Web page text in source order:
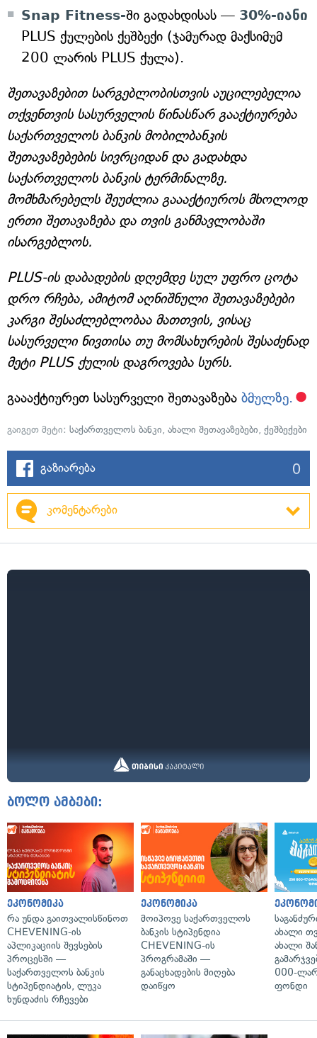
Snap Fitness-ში გადახდისას — 30%-იანი
PLUS ქულების ქეშბექი (ჯამურად მაქსიმუმ
200 ლარის PLUS ქულა).
შეთავაზებით სარგებლობისთვის აუცილებელია
თქვენთვის სასურველის წინასწარ გააქტიურება
საქართველოს ბანკის მობილბანკის
შეთავაზებების სივრციდან და გადახდა
საქართველოს ბანკის ტერმინალზე.
მომხმარებელს შეუძლია გაააქტიუროს მხოლოდ
ერთი შეთავაზება და თვის განმავლობაში
ისარგებლოს.
PLUS-ის დაბადების დღემდე სულ უფრო ცოტა
დრო რჩება, ამიტომ აღნიშნული შეთავაზებები
კარგი შესაძლებლობაა მათთვის, ვისაც
სასურველი ნივთისა თუ მომსახურების შესაძენად
მეტი PLUS ქულის დაგროვება სურს.
გაააქტიურეთ სასურველი შეთავაზება ბმულზე.
გაიგეთ მეტი: საქართველოს ბანკი, ახალი შეთავაზებები, ქეშბექები
გაზიარება 0
კომენტარები
ბოლო ამბები:
ეკონომიკა
რა უნდა გაითვალისწინოთ
CHEVENING-ის
აპლიკაციის შევსების
პროცესში —
საქართველოს ბანკის
სტიპენდიატის, ლუკა
ხუნდაძის რჩევები
ეკონომიკა
მოიპოვე საქართველოს
ბანკის სტიპენდია
CHEVENING-ის
პროგრამაში —
განაცხადების მიღება
დაიწყო
ახალი
ახალი
000-
ფონდი